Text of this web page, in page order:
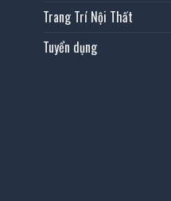
Trang Trí Nội Thất
Tuyển dụng